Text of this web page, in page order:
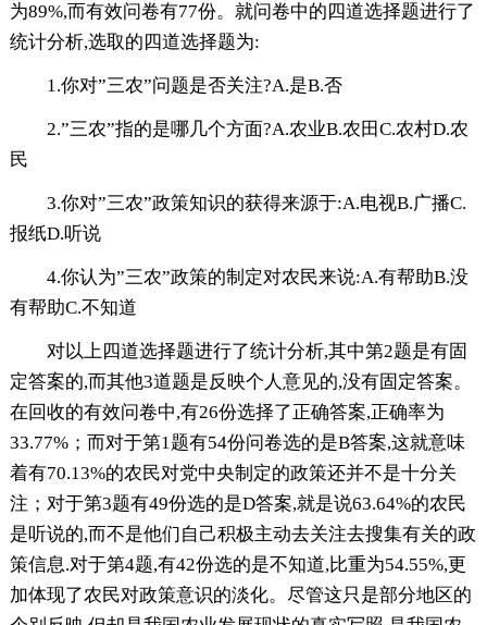
为89%,而有效问卷有77份。就问卷中的四道选择题进行了
统计分析,选取的四道选择题为:
1.你对”三农”问题是否关注?A.是B.否
2.”三农”指的是哪几个方面?A.农业B.农田C.农村D.农
民
3.你对”三农”政策知识的获得来源于:A.电视B.广播C.
报纸D.听说
4.你认为”三农”政策的制定对农民来说:A.有帮助B.没
有帮助C.不知道
对以上四道选择题进行了统计分析,其中第2题是有固
定答案的,而其他3道题是反映个人意见的,没有固定答案。
在回收的有效问卷中,有26份选择了正确答案,正确率为
33.77%；而对于第1题有54份问卷选的是B答案,这就意味
着有70.13%的农民对党中央制定的政策还并不是十分关
注；对于第3题有49份选的是D答案,就是说63.64%的农民
是听说的,而不是他们自己积极主动去关注去搜集有关的政
策信息.对于第4题,有42份选的是不知道,比重为54.55%,更
加体现了农民对政策意识的淡化。尽管这只是部分地区的